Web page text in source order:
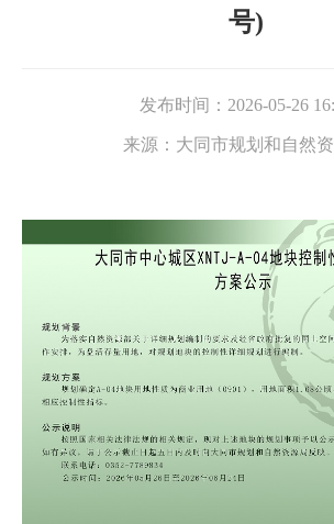
号)
发布时间： 2026-05-26
来源： 大同市规划和自然